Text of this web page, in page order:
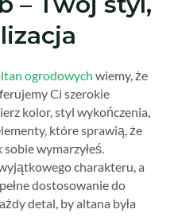
ogrodowych wiemy, że
Ci szerokie
kolor, styl wykończenia,
które sprawią, że
wymarzyłeś.
charakteru, a
dostosowanie do
detal, by altana była